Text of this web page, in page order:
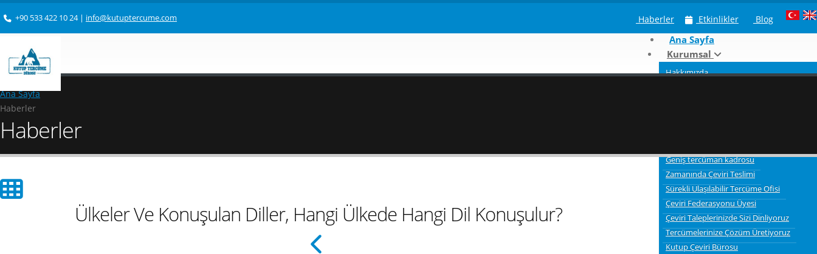
+90 533 422 10 24| info@kutuptercume.com Haberler Etkinlikler Blog
Ana Sayfa
Kurumsal
Hakkımızda
Geniş tercüman kadrosu
Zamanında Çeviri Teslimi
Sürekli Ulaşılabilir Tercüme Ofisi
Çeviri Federasyonu Üyesi
Çeviri Taleplerinizde Sizi Dinliyoruz
Tercümelerinize Çözüm Üretiyoruz
Kutup Çeviri Bürosu
Ana Sayfa
Haberler
Haberler
Ülkeler Ve Konuşulan Diller, Hangi Ülkede Hangi Dil Konuşulur?